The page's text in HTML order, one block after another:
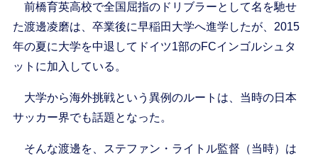
前橋育英高校で全国屈指のドリブラーとして名を馳せ
た渡邊凌磨は、卒業後に早稲田大学へ進学したが、2015
年の夏に大学を中退してドイツ1部のFCインゴルシュタ
ットに加入している。
大学から海外挑戦という異例のルートは、当時の日本
サッカー界でも話題となった。
そんな渡邊を、ステファン・ライトル監督（当時）は